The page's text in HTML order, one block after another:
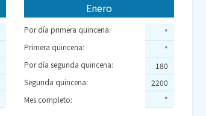
Enero
Por día primera quincena:
Primera quincena:
Por día segunda quincena:
Segunda quincena:
Mes completo:
*
*
180
2200
*